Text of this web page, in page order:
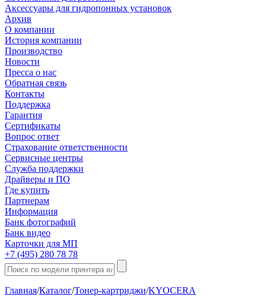
Аксессуары для гидропонных установок
Архив
О компании
История компании
Производство
Новости
Пресса о нас
Обратная связь
Контакты
Поддержка
Гарантия
Сертификаты
Вопрос ответ
Страхование ответственности
Сервисные центры
Служба поддержки
Драйверы и ПО
Где купить
Партнерам
Информация
Банк фотографий
Банк видео
Карточки для МП
+7 (495) 280 78 78
Главная/Каталог/Тонер-картриджи/KYOCERA